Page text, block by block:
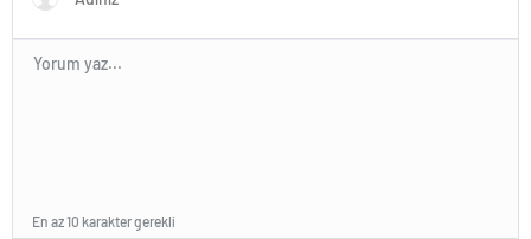
En az 10 karakter gerekli